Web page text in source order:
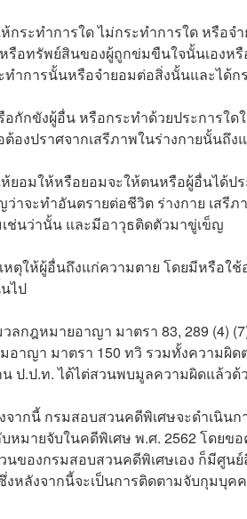
ระทำการใด ไม่กระทำการใด หรือจ
หรือทรัพย์สินของผู้ถูกข่มขืนใจนั้นเอง
ทำการนั้นหรือจำยอมต่อสิ่งนั้นและได้ก
กักขังผู้อื่น หรือกระทำด้วยประการใด
องปราศจากเสรีภาพในร่างกายนั้นถึง
ยอมให้หรือยอมจะให้ตนหรือผู้อื่นได้
าจะทำอันตรายต่อชีวิต ร่างกาย เส
ช่นว่านั้น และมีอาวุธติดตัวมาขู่เข็ญ
หตุให้ผู้อื่นถึงแก่ความตาย โดยมีหรือใ
ไป
กฎหมายอาญา มาตรา 83, 289 (4)
าญา มาตรา 150 ทวิ รวมทั้งความผิ
ป.ป.ท. ได้ไต่สวนพบมูลความผิดแล้วด้
จากนี้ กรมสอบสวนคดีพิเศษจะดำเนิน
บหมายจับในคดีพิเศษ พ.ศ. 2562 โดย
นของกรมสอบสวนคดีพิเศษเอง ก็มีศูน
งหลังจากนี้จะเป็นการติดตามจับกุมบุค